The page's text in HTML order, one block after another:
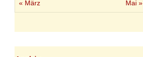
« März Mai »